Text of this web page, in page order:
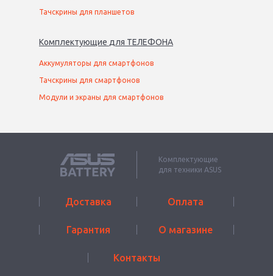
Тачскрины для планшетов
Комплектующие для ТЕЛЕФОНА
Аккумуляторы для смартфонов
Тачскрины для смартфонов
Модули и экраны для смартфонов
Комплектующие
для техники ASUS
Доставка Оплата
Гарантия О магазине
Контакты